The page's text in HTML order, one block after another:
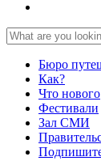
Бюро
Как?
Что нового
Фестивали
Зал СМИ